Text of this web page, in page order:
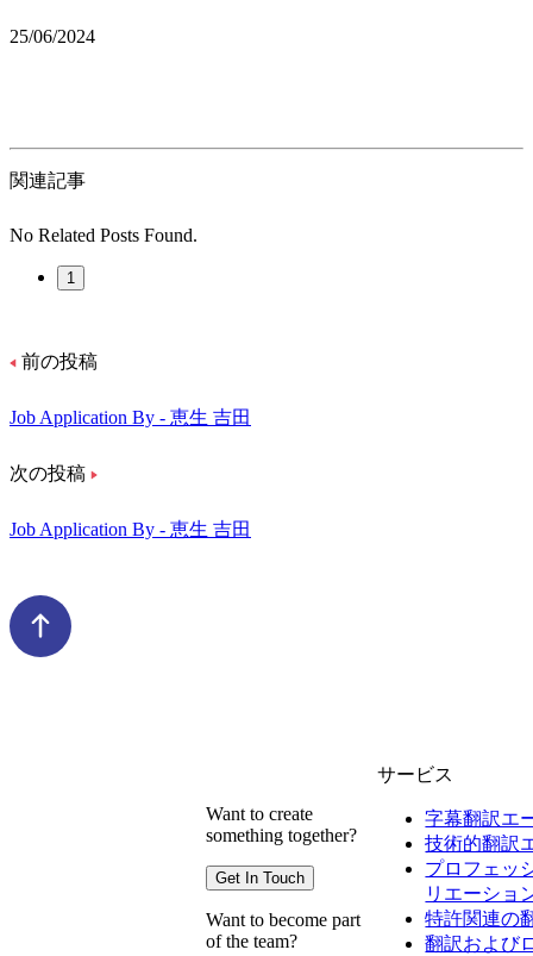
25/06/2024
関連記事
No Related Posts Found.
1
前の投稿
Job Application By - 恵生 吉田
次の投稿
Job Application By - 恵生 吉田
Want to create
something together?
Get In Touch
Want to become part
of the team?
サービス
字幕翻訳エ
技術的翻訳
プロフェッ
リエーショ
特許関連の
翻訳および